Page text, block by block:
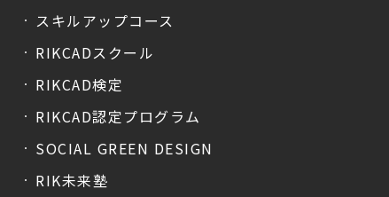
スキルアップコース
RIKCADスクール
RIKCAD検定
RIKCAD認定プログラム
SOCIAL GREEN DESIGN
RIK未来塾